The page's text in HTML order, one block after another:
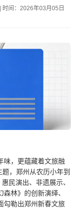
时间：2026年03月05日
味，更蕴藏着文旅融
题，郑州从农历小年到
民演出、非遗展示、
林》的创新演绎、
勾勒出郑州新春文旅